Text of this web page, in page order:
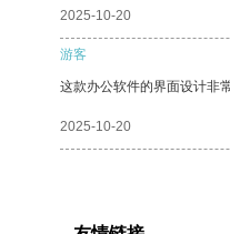
2025-10-20
游客
这款办公软件的界面设计非
2025-10-20